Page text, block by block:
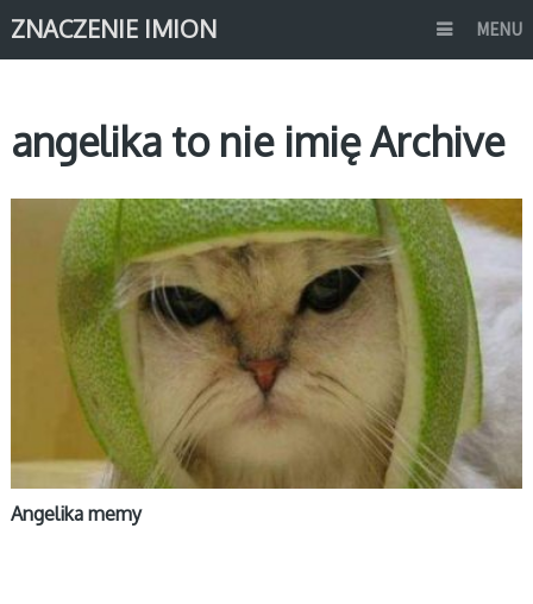
ZNACZENIE IMION MENU
angelika to nie imię Archive
MEMY IMIONA
Angelika memy